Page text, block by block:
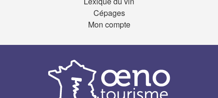
Cépages
Mon compte